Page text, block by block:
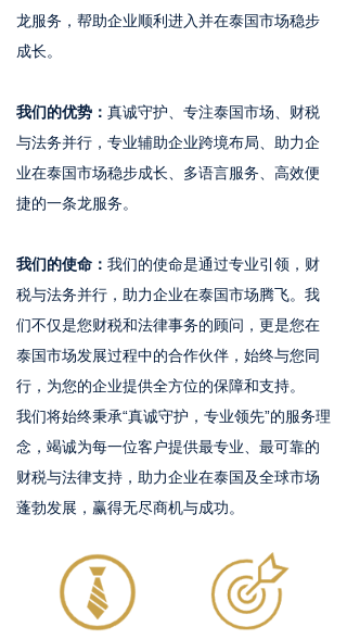
龙服务，帮助企业顺利进入并在泰国市场稳步
成长。
我们的优势： 真诚守护、专注泰国市场、财税
与法务并行，专业辅助企业跨境布局、助力企
业在泰国市场稳步成长、多语言服务、高效便
捷的一条龙服务。
我们的使命： 我们的使命是通过专业引领，财
税与法务并行，助力企业在泰国市场腾飞。我
们不仅是您财税和法律事务的顾问，更是您在
泰国市场发展过程中的合作伙伴，始终与您同
行，为您的企业提供全方位的保障和支持。
我们将始终秉承“真诚守护，专业领先”的服务理
念，竭诚为每一位客户提供最专业、最可靠的
财税与法律支持，助力企业在泰国及全球市场
蓬勃发展，赢得无尽商机与成功。